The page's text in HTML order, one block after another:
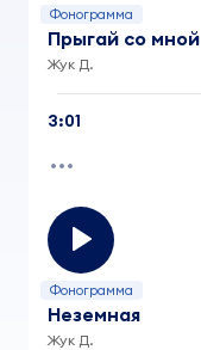
Фонограмма
Прыгай со мной
Жук Д.
3:01
Фонограмма
Неземная
Жук Д.